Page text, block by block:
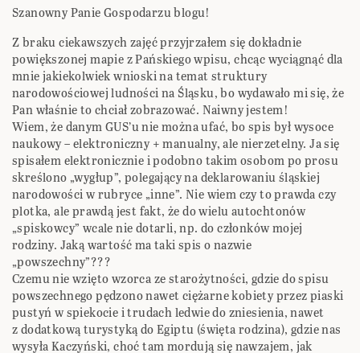
Szanowny Panie Gospodarzu blogu!
Z braku ciekawszych zajęć przyjrzałem się dokładnie
powiększonej mapie z Pańskiego wpisu, chcąc wyciągnąć dla
mnie jakiekolwiek wnioski na temat struktury
narodowościowej ludności na Śląsku, bo wydawało mi się, że
Pan właśnie to chciał zobrazować. Naiwny jestem!
Wiem, że danym GUS’u nie można ufać, bo spis był wysoce
naukowy – elektroniczny + manualny, ale nierzetelny. Ja się
spisałem elektronicznie i podobno takim osobom po prosu
skreślono „wygłup”, polegający na deklarowaniu śląskiej
narodowości w rubryce „inne”. Nie wiem czy to prawda czy
plotka, ale prawdą jest fakt, że do wielu autochtonów
„spiskowcy” wcale nie dotarli, np. do członków mojej
rodziny. Jaką wartość ma taki spis o nazwie
„powszechny”???
Czemu nie wzięto wzorca ze starożytności, gdzie do spisu
powszechnego pędzono nawet ciężarne kobiety przez piaski
pustyń w spiekocie i trudach ledwie do zniesienia, nawet
z dodatkową turystyką do Egiptu (święta rodzina), gdzie nas
wysyła Kaczyński, choć tam mordują się nawzajem, jak